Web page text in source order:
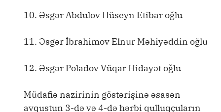
10. Əsgər Abdulov Hüseyn Etibar oğlu
11. Əsgər İbrahimov Elnur Məhiyəddin oğlu
12. Əsgər Poladov Vüqar Hidayət oğlu
Müdafiə nazirinin göstərişinə əsasən
avqustun 3-də və 4-də hərbi qulluqçuların